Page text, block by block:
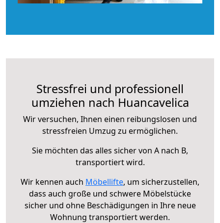
Stressfrei und professionell
umziehen nach Huancavelica
Wir versuchen, Ihnen einen reibungslosen und
stressfreien Umzug zu ermöglichen.
Sie möchten das alles sicher von A nach B,
transportiert wird.
Wir kennen auch Möbellifte, um sicherzustellen,
dass auch große und schwere Möbelstücke
sicher und ohne Beschädigungen in Ihre neue
Wohnung transportiert werden.